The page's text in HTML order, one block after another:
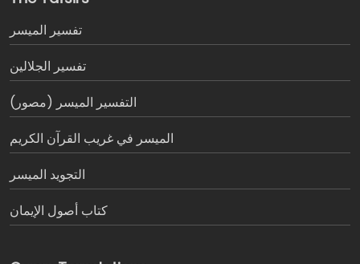
تفسير المیسر
تفسير الجلالين
التفسير الميسر (مصور)
الميسر في غريب القرآن الكريم
التجويد الميسر
كتاب أصول الإيمان